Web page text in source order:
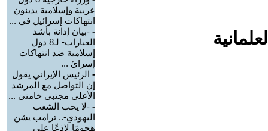
عربية وإسلامية يدينون
انتهاكات إسرائيل في ...
- -بيان إدانة بأشد
العبارات- لـ8 دول
إسلامية ضد انتهاكات
إسرائ ...
- الرئيس الإيراني يقول
إن التواصل مع المرشد
الأعلى مجتبى خامنئ ...
- -لا يحب الشعب
اليهودي-.. ترامب يشن
هجومًا لاذعًا على